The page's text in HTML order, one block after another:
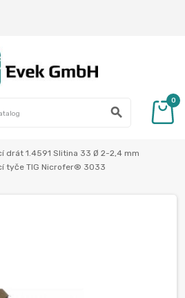
search
0
drát 1.4591 Slitina 33 Ø 2-2,4 mm
tyče TIG Nicrofer® 3033